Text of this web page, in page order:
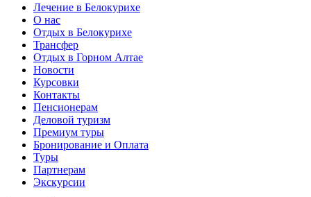
Лечение в Белокурихе
О нас
Отдых в Белокурихе
Трансфер
Отдых в Горном Алтае
Новости
Курсовки
Контакты
Пенсионерам
Деловой туризм
Премиум туры
Бронирование и Оплата
Туры
Партнерам
Экскурсии